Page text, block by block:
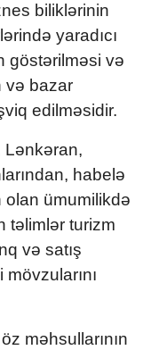
biliklərinin
yaradıcı
göstərilməsi və
və bazar
edilməsidir.
Lənkəran,
habelə
olan ümumilikdə
təlimlər turizm
və satış
məhsullarının